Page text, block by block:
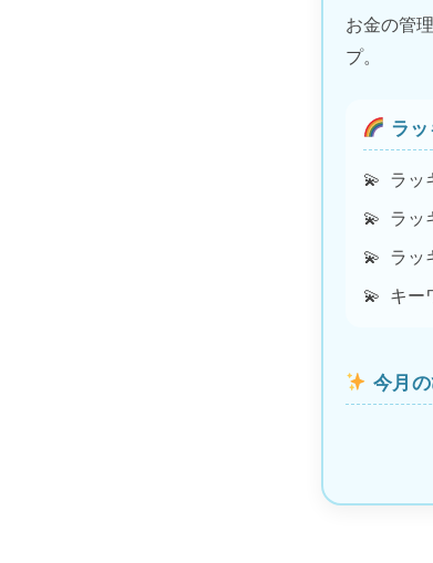
お金の管
プ。
ラ
ラッ
ラッ
ラッ
キー
今月